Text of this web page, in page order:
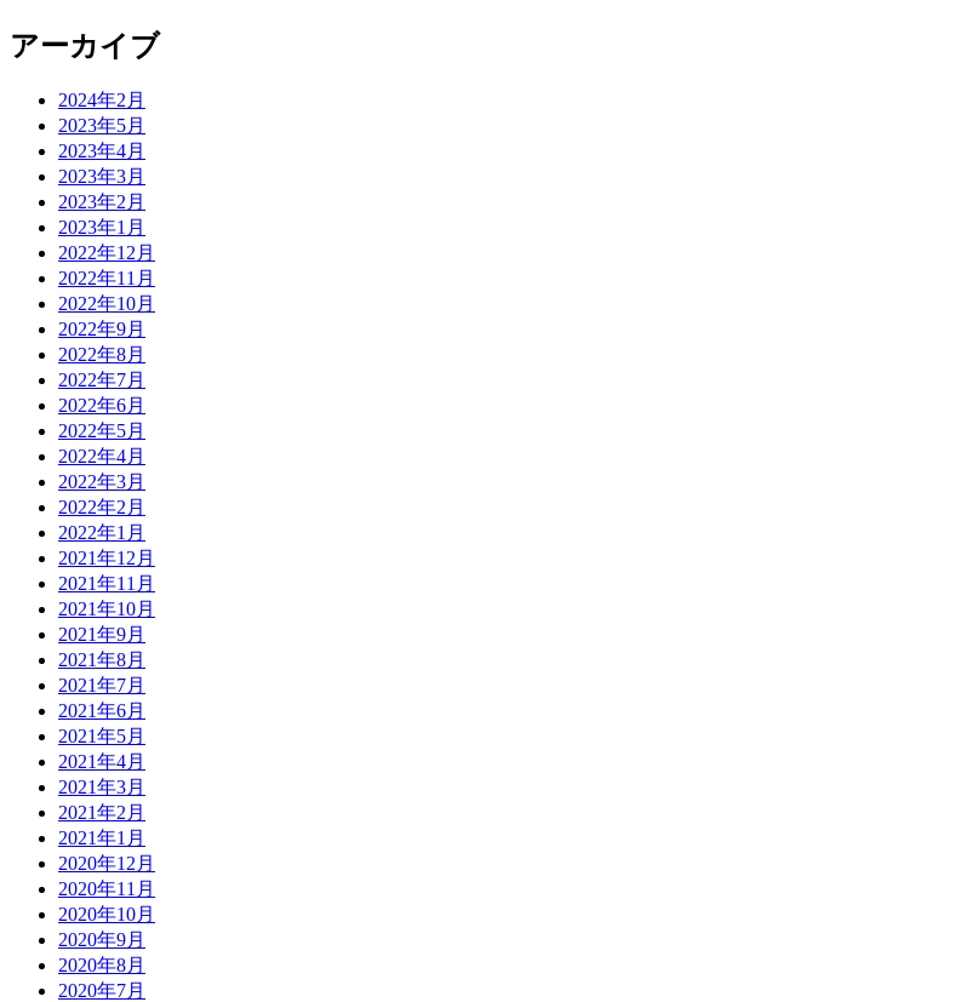
アーカイブ
2024年2月
2023年5月
2023年4月
2023年3月
2023年2月
2023年1月
2022年12月
2022年11月
2022年10月
2022年9月
2022年8月
2022年7月
2022年6月
2022年5月
2022年4月
2022年3月
2022年2月
2022年1月
2021年12月
2021年11月
2021年10月
2021年9月
2021年8月
2021年7月
2021年6月
2021年5月
2021年4月
2021年3月
2021年2月
2021年1月
2020年12月
2020年11月
2020年10月
2020年9月
2020年8月
2020年7月